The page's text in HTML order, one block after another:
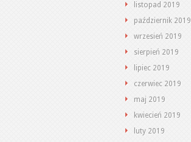
listopad 2019
październik 2019
wrzesień 2019
sierpień 2019
lipiec 2019
czerwiec 2019
maj 2019
kwiecień 2019
luty 2019